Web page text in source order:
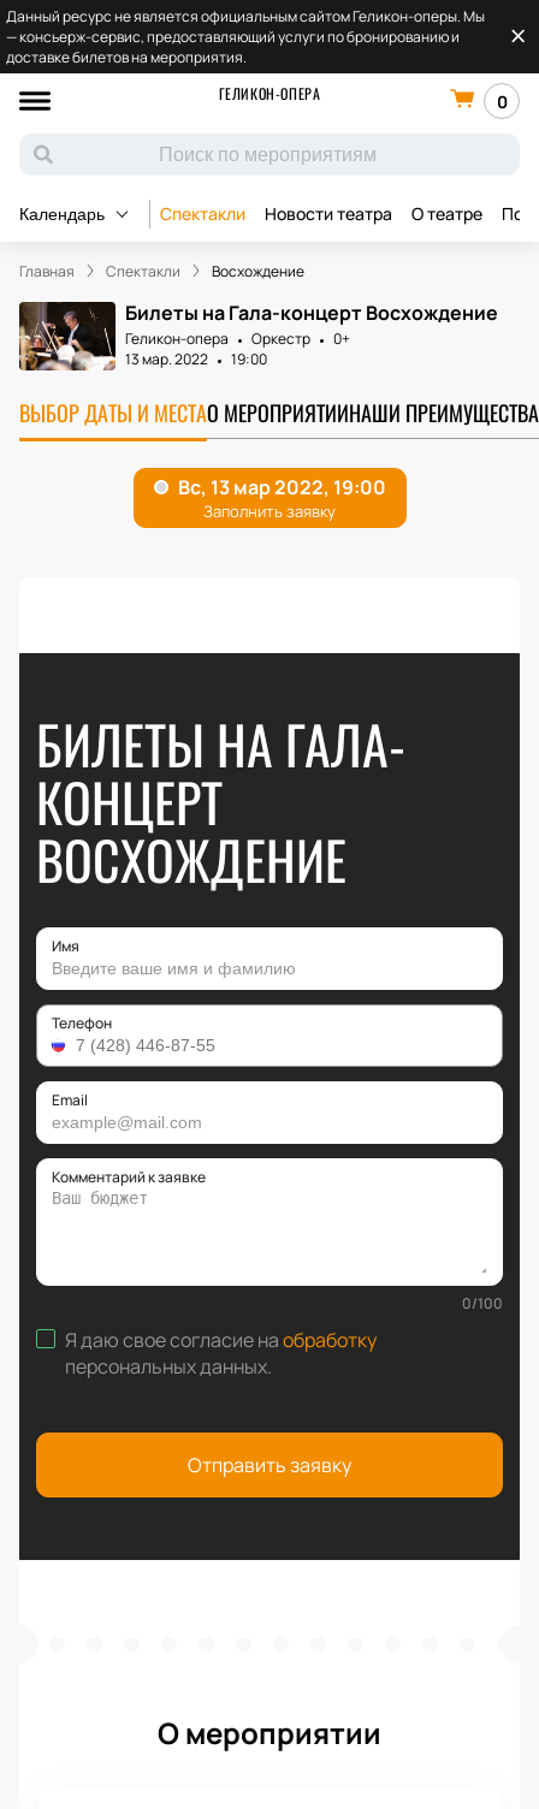
Данный ресурс не является официальным сайтом Геликон-оперы. Мы
— консьерж-сервис, предоставляющий услуги по бронированию и
доставке билетов на мероприятия.
ГЕЛИКОН-ОПЕРА
0
Календарь Спектакли Новости театра О театре
Главная Спектакли Восхождение
Билеты на Гала-концерт Восхождение
Геликон-опера Оркестр
0+
13 мар. 2022
19:00
ВЫБОР ДАТЫ И МЕСТАО МЕРОПРИЯТИИНАШИ ПРЕИМУЩЕСТВА
БИЛЕТЫ НА ГАЛА-
КОНЦЕРТ
ВОСХОЖДЕНИЕ
Имя
Телефон
Email
Комментарий к заявке
0/100
Я даю свое согласие наобработку
персональных данных.
Отправить заявку
О мероприятии